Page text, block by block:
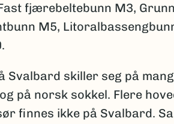
fjærebeltebunn M3,
M5,
Svalbard skiller seg på
på norsk sokkel. Flere
finnes ikke på Svalbard.